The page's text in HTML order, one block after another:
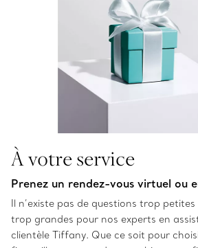
À votre service
Prenez un rendez-vous virtuel ou
Il n’existe pas de questions trop
trop grandes pour nos experts en
clientèle Tiffany. Que ce soit pour